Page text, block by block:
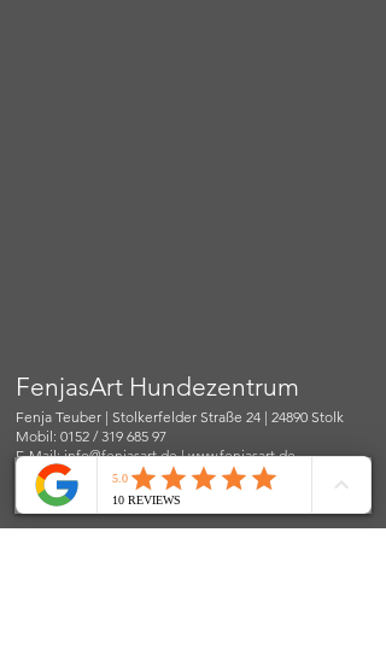
FenjasArt Hundezentrum
Fenja Teuber | Stolkerfelder Straße 24 | 24890 Stolk
Mobil: 0152 / 319 685 97
E-Mail:info@fenjasart.de|www.fenjasart.de